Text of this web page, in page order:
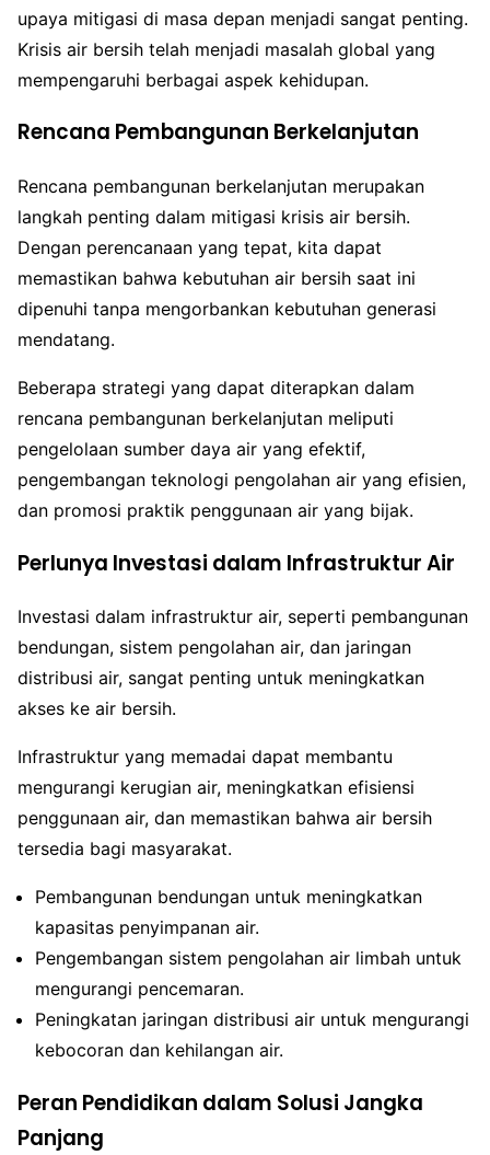
upaya mitigasi di masa depan menjadi sangat penting.
Krisis air bersih telah menjadi masalah global yang
mempengaruhi berbagai aspek kehidupan.
Rencana Pembangunan Berkelanjutan
Rencana pembangunan berkelanjutan merupakan
langkah penting dalam mitigasi krisis air bersih.
Dengan perencanaan yang tepat, kita dapat
memastikan bahwa kebutuhan air bersih saat ini
dipenuhi tanpa mengorbankan kebutuhan generasi
mendatang.
Beberapa strategi yang dapat diterapkan dalam
rencana pembangunan berkelanjutan meliputi
pengelolaan sumber daya air yang efektif,
pengembangan teknologi pengolahan air yang efisien,
dan promosi praktik penggunaan air yang bijak.
Perlunya Investasi dalam Infrastruktur Air
Investasi dalam infrastruktur air, seperti pembangunan
bendungan, sistem pengolahan air, dan jaringan
distribusi air, sangat penting untuk meningkatkan
akses ke air bersih.
Infrastruktur yang memadai dapat membantu
mengurangi kerugian air, meningkatkan efisiensi
penggunaan air, dan memastikan bahwa air bersih
tersedia bagi masyarakat.
Pembangunan bendungan untuk meningkatkan
kapasitas penyimpanan air.
Pengembangan sistem pengolahan air limbah untuk
mengurangi pencemaran.
Peningkatan jaringan distribusi air untuk mengurangi
kebocoran dan kehilangan air.
Peran Pendidikan dalam Solusi Jangka
Panjang